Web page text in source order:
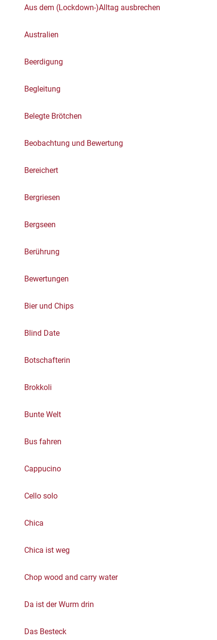
Aus dem (Lockdown-)Alltag ausbrechen
Australien
Beerdigung
Begleitung
Belegte Brötchen
Beobachtung und Bewertung
Bereichert
Bergriesen
Bergseen
Berührung
Bewertungen
Bier und Chips
Blind Date
Botschafterin
Brokkoli
Bunte Welt
Bus fahren
Cappucino
Cello solo
Chica
Chica ist weg
Chop wood and carry water
Da ist der Wurm drin
Das Besteck